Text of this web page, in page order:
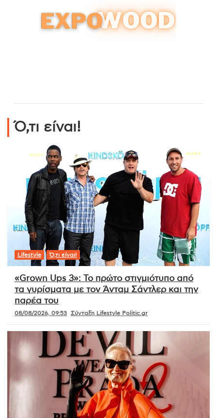
Ό,τι είναι!
Lifestyle Ό,τι είναι!
«Grown Ups 3»: Το πρώτο στιγμιότυπο από
τα γυρίσματα με τον Άνταμ Σάντλερ και την
παρέα του
08/08/2026, 09:53 Σύνταξη Lifestyle Politic.gr